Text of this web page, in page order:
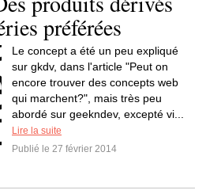
préférées
Le concept a été un peu expliqué
sur gkdv, dans l'article "Peut on
encore trouver des concepts web
qui marchent?", mais très peu
abordé sur geekndev, excepté vi...
Lire la suite
Publié le 27 février 2014